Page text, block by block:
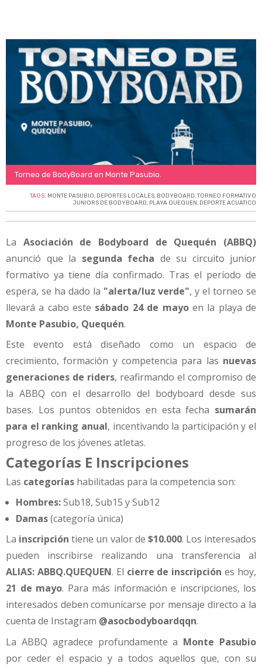
Torneo de BodyBoard en Monte Pasubio.
TAGS: MONTE PASUBIO, DEPORTES LOCALES, BODYBOARD,TORNEO FORMATIVO
JUNIORS DE BODYBOARD, PLAYA QUEQUEN, DEPORTE ACUATICO
La Asociación de Bodyboard de Quequén (ABBQ)
anunció que la segunda fecha de su circuito junior
formativo ya tiene día confirmado. Tras el período de
espera, se ha dado la "alerta/luz verde", y el torneo se
llevará a cabo este sábado 24 de mayoen la playa de
Monte Pasubio, Quequén.
Este evento está diseñado como un espacio de
crecimiento, formación y competencia para las nuevas
generaciones de riders, reafirmando el compromiso de
la ABBQ con el desarrollo del bodyboard desde sus
bases. Los puntos obtenidos en esta fecha sumarán
para el ranking anual, incentivando la participación y el
progreso de los jóvenes atletas.
Categorías E Inscripciones
Las categorías habilitadas para la competencia son:
Hombres:Sub18, Sub15 y Sub12
Damas(categoría única)
La inscripción tiene un valor de $10.000. Los interesados
pueden inscribirse realizando una transferencia al
ALIAS: ABBQ.QUEQUEN. El cierre de inscripción es hoy,
21 de mayo. Para más información e inscripciones, los
interesados deben comunicarse por mensaje directo a la
cuenta de Instagram @asocbodyboardqqn.
La ABBQ agradece profundamente a Monte Pasubio
por ceder el espacio y a todos aquellos que, con su